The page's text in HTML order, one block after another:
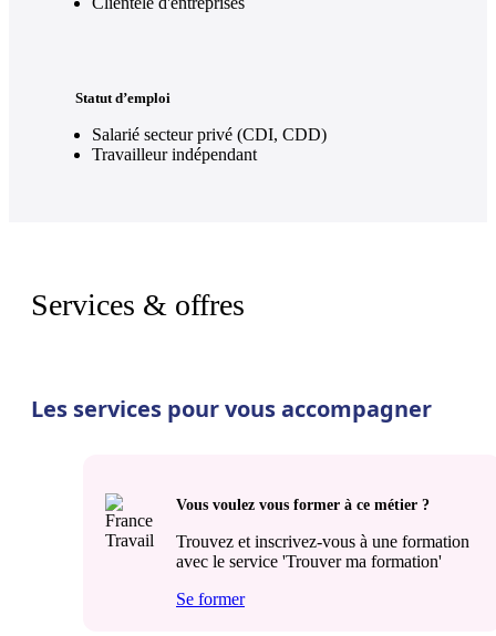
Statut d’emploi
Salarié secteur privé (CDI, CDD)
Travailleur indépendant
Services & offres
Les services pour vous accompagner
Vous voulez vous former à ce métier ?
Trouvez et inscrivez-vous à une formation
avec le service 'Trouver ma formation'
Se former